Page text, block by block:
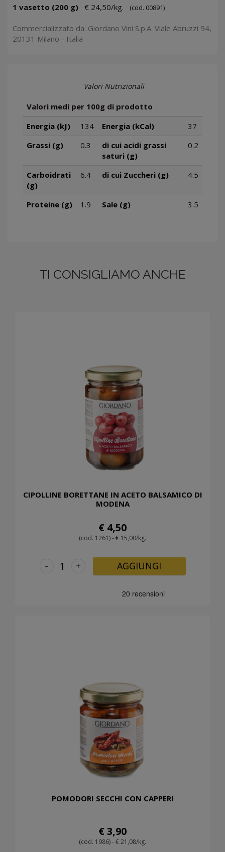
1 vasetto (200 g) € 24,50/kg. (cod. 00891)
Commercializzato da: Giordano Vini S.p.A. Viale Abruzzi 94,
20131 Milano - Italia
Valori Nutrizionali
Valori medi per 100g di prodotto
Energia (kJ)
134 Energia (kCal)
37
Grassi (g)
0.3
di cui acidi grassi
saturi (g)
0.2
Carboidrati
(g)
6.4 di cui Zuccheri (g) 4.5
Proteine (g) 1.9 Sale (g) 3.5
TI CONSIGLIAMO ANCHE
CIPOLLINE BORETTANE IN ACETO BALSAMICO DI
MODENA
€ 4,50
(cod. 1261) - € 15,00/kg.
+
- AGGIUNGI
POMODORI SECCHI CON CAPPERI
€ 3,90
(cod. 1986) - € 21,08/kg.